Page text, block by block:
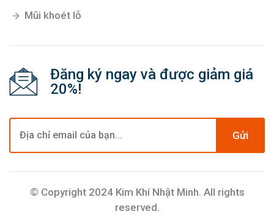
Mũi khoét lỗ
Đăng ký ngay và được giảm giá
20%!
Gửi
© Copyright 2024 Kim Khí Nhật Minh. All rights
reserved.